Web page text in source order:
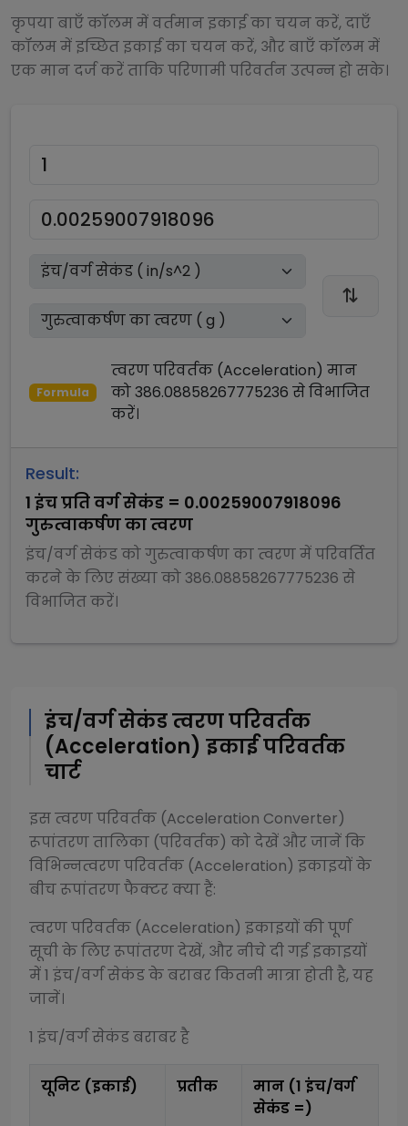
कृपया बाएँ कॉलम में वर्तमान इकाई का चयन करें, दाएँ
कॉलम में इच्छित इकाई का चयन करें, और बाएँ कॉलम में
एक मान दर्ज करें ताकि परिणामी परिवर्तन उत्पन्न हो सके।
Formula
त्वरण परिवर्तक (Acceleration) मान
को386.08858267775236 सेविभाजित
करें।
Result:
1 इंच प्रति वर्ग सेकंड = 0.00259007918096
गुरुत्वाकर्षण का त्वरण
इंच/वर्ग सेकंडकोगुरुत्वाकर्षण का त्वरणमें परिवर्तित
करने के लिए संख्या को 386.08858267775236 से
विभाजितकरें।
इंच/वर्ग सेकंडत्वरण परिवर्तक
(Acceleration) इकाई परिवर्तक
चार्ट
इसत्वरण परिवर्तक (Acceleration Converter)
रूपांतरण तालिका (परिवर्तक) को देखें और जानें कि
विभिन्नत्वरण परिवर्तक (Acceleration) इकाइयों के
बीच रूपांतरण फैक्टर क्या हैं:
त्वरण परिवर्तक (Acceleration) इकाइयों की पूर्ण
सूची के लिए रूपांतरण देखें, और नीचे दी गई इकाइयों
में 1 इंच/वर्ग सेकंडके बराबर कितनी मात्रा होती है, यह
जानें।
1 इंच/वर्ग सेकंडबराबर है
यूनिट (इकाई) प्रतीक मान (1 इंच/वर्ग
सेकंड =)